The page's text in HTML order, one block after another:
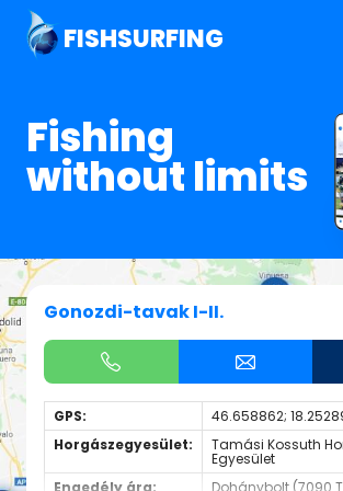
FISHSURFING
Fishing
without limits
Gonozdi-tavak I-II.
GPS:
46.658862;
Horgászegyesület:
Tamási Kossuth
Egyesület